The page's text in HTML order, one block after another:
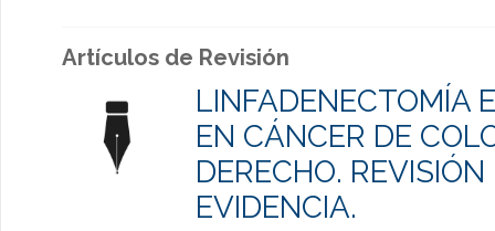
Artículos de Revisión
LINFADENECTOMÍA
EN CÁNCER DE
DERECHO.
EVIDENCIA.